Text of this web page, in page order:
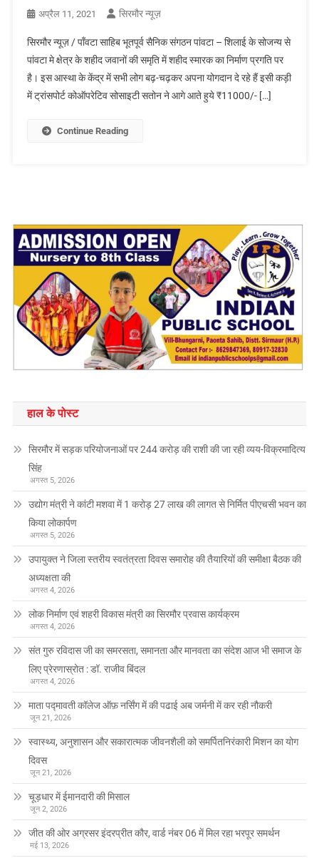
अप्रैल 11, 2021 सिरमौर न्यूज़
सिरमौर न्यूज़ / पॉंवटा साहिब भूतपूर्व सैनिक संगठन पांवटा – शिलाई के सोजन्य से
पांवटा मे क्षेत्र के शहीद जवानों की समृति में शहीद स्मारक का निर्माण प्रगति पर
है। इस आस्था के केंद्र में सभी लोग बढ़-चढ़कर अपना योगदान दे रहे हैं इसी कड़ी
में ट्रांसपोर्ट कोऑपरेटिव सोसाइटी सतोन ने आगे आते हुये ₹11000/- […]
Continue Reading
हाल के पोस्ट
सिरमौर में सड़क परियोजनाओं पर 244 करोड़ की राशी की जा रही व्यय-विक्रमादित्य
सिंह
अगस्त 5, 2026
उद्योग मंत्री ने कांटी मशवा में 1 करोड़ 27 लाख की लागत से निर्मित पीएचसी भवन का
किया लोकार्पण
अगस्त 5, 2026
उपायुक्त ने जिला स्तरीय स्वतंत्रता दिवस समारोह की तैयारियों की समीक्षा बैठक की
अध्यक्षता की
अगस्त 4, 2026
लोक निर्माण एवं शहरी विकास मंत्री का सिरमौर प्रवास कार्यक्रम
अगस्त 4, 2026
संत गुरु रविदास जी का समरसता, समानता और मानवता का संदेश आज भी समाज के
लिए प्रेरणास्रोत : डॉ. राजीव बिंदल
अगस्त 4, 2026
माता पद्मावती कॉलेज ऑफ़ नर्सिंग में की पढाई अब जर्मनी में कर रही नौकरी
जून 21, 2026
स्वास्थ्य, अनुशासन और सकारात्मक जीवनशैली को समर्पितनिरंकारी मिशन का योग
दिवस
जून 21, 2026
चूड़धार में ईमानदारी की मिसाल
जून 2, 2026
जीत की ओर अग्रसर इंदरप्रीत कौर, वार्ड नंबर 06 में मिल रहा भरपूर समर्थन
मई 13, 2026